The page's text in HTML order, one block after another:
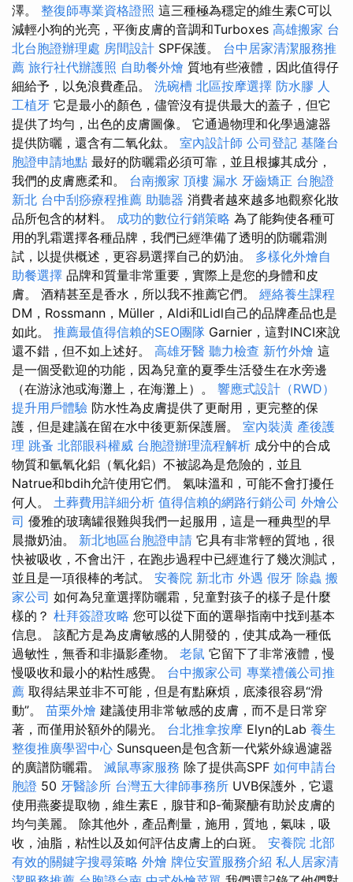
澤。 整復師專業資格證照 這三種極為穩定的維生素C可以
減輕小狗的光亮，平衡皮膚的音調和Turboxes 高雄搬家 台
北台胞證辦理處 房間設計 SPF保護。 台中居家清潔服務推
薦 旅行社代辦護照 自助餐外燴 質地有些液體，因此值得仔
細給予，以免浪費產品。 洗碗槽 北區按摩選擇 防水膠 人
工植牙 它是最小的顏色，儘管沒有提供最大的蓋子，但它
提供了均勻，出色的皮膚圖像。 它通過物理和化學過濾器
提供防曬，還含有二氧化鈦。 室內設計師 公司登記 基隆台
胞證申請地點 最好的防曬霜必須可靠，並且根據其成分，
我們的皮膚應柔和。 台南搬家 頂樓 漏水 牙齒矯正 台胞證
新北 台中刮痧療程推薦 助聽器 消費者越來越多地觀察化妝
品所包含的材料。 成功的數位行銷策略 為了能夠使各種可
用的乳霜選擇各種品牌，我們已經準備了透明的防曬霜測
試，以提供概述，更容易選擇自己的奶油。 多樣化外燴自
助餐選擇 品牌和質量非常重要，實際上是您的身體和皮
膚。 酒精甚至是香水，所以我不推薦它們。 經絡養生課程
DM，Rossmann，Müller，Aldi和Lidl自己的品牌產品也是
如此。 推薦最值得信賴的SEO團隊 Garnier，這對INCI來說
還不錯，但不如上述好。 高雄牙醫 聽力檢查 新竹外燴 這
是一個受歡迎的功能，因為兒童的夏季生活發生在水旁邊
（在游泳池或海灘上，在海灘上）。 響應式設計（RWD）
提升用戶體驗 防水性為皮膚提供了更耐用，更完整的保
護，但是建議在留在水中後更新保護層。 室內裝潢 產後護
理 跳蚤 北部眼科權威 台胞證辦理流程解析 成分中的合成
物質和氫氧化鋁（氧化鋁）不被認為是危險的，並且
Natrue和bdih允許使用它們。 氣味溫和，可能不會打擾任
何人。 土葬費用詳細分析 值得信賴的網路行銷公司 外燴公
司 優雅的玻璃罐很難與我們一起服用，這是一種典型的早
晨撒奶油。 新北地區台胞證申請 它具有非常輕的質地，很
快被吸收，不會出汗，在跑步過程中已經進行了幾次測試，
並且是一項很棒的考試。 安養院 新北市 外遇 假牙 除蟲 搬
家公司 如何為兒童選擇防曬霜，兒童對孩子的樣子是什麼
樣的？ 杜拜簽證攻略 您可以從下面的選舉指南中找到基本
信息。 該配方是為皮膚敏感的人開發的，使其成為一種低
過敏性，無香和非攝影產物。 老鼠 它留下了非常液體，慢
慢吸收和最小的粘性感覺。 台中搬家公司 專業禮儀公司推
薦 取得結果並非不可能，但是有點麻煩，底漆很容易“滑
動”。 苗栗外燴 建議使用非常敏感的皮膚，而不是日常穿
著，而僅用於額外的陽光。 台北推拿按摩 Elyn的Lab 養生
整復推廣學習中心 Sunsqueen是包含新一代紫外線過濾器
的廣譜防曬霜。 滅鼠專家服務 除了提供高SPF 如何申請台
胞證 50 牙醫診所 台灣五大律師事務所 UVB保護外，它還
使用燕麥提取物，維生素E，腺苷和β-葡聚醣有助於皮膚的
均勻美麗。 除其他外，產品劑量，施用，質地，氣味，吸
收，油脂，粘性以及如何評估皮膚上的白斑。 安養院 北部
有效的關鍵字搜尋策略 外燴 牌位安置服務介紹 私人居家清